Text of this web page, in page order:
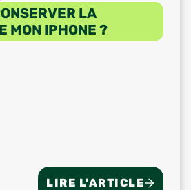
LA
MON IPHONE ?
LIRE L'ARTICLE